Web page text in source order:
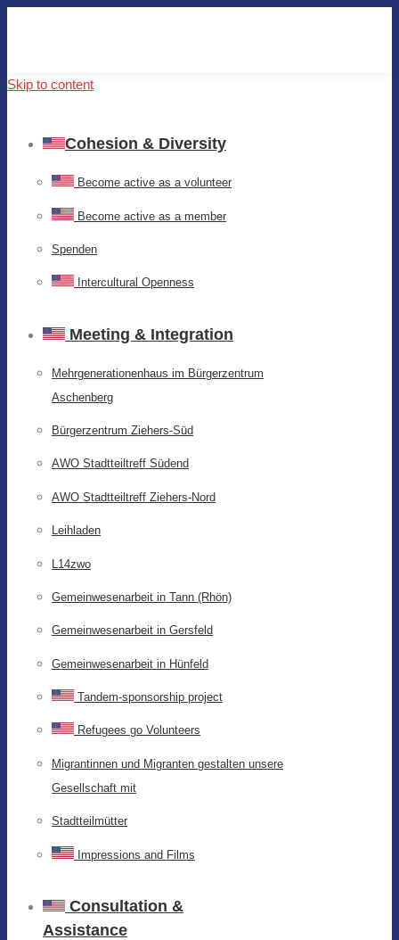
Skip to content
Cohesion & Diversity
Become active as a volunteer
Become active as a member
Spenden
Intercultural Openness
Meeting & Integration
Mehrgenerationenhaus im Bürgerzentrum
Aschenberg
Bürgerzentrum Ziehers-Süd
AWO Stadtteiltreff Südend
AWO Stadtteiltreff Ziehers-Nord
Leihladen
L14zwo
Gemeinwesenarbeit in Tann (Rhön)
Gemeinwesenarbeit in Gersfeld
Gemeinwesenarbeit in Hünfeld
Tandem-sponsorship project
Refugees go Volunteers
Migrantinnen und Migranten gestalten unsere
Gesellschaft mit
Stadtteilmütter
Impressions and Films
Consultation &
Assistance